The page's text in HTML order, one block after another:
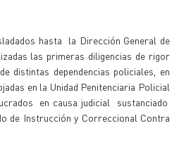
hasta la Dirección General de
las primeras diligencias de rigor
distintas dependencias policiales, en
en la Unidad Penitenciaria Policial
en causa judicial sustanciado
de Instrucción y Correccional Contra